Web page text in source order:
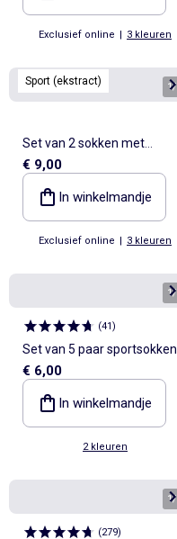
Exclusief online | 3 kleuren
Sport (ekstract) 1/
Set van 2 sokken met
opschrift - (ekstract)
€ 9,00
In winkelmandje
Exclusief online | 3 kleuren
1/
(41)
Set van 5 paar sportsokken
€ 6,00
In winkelmandje
2 kleuren
1/
(279)